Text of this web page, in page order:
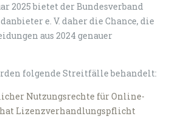
2025 bietet der Bundesverband
e. V. daher die Chance, die
aus 2024 genauer
folgende Streitfälle behandelt:
Nutzungsrechte für Online-
Lizenzverhandlungspflicht